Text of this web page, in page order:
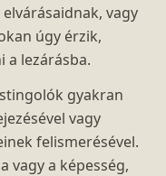
vagy
úgy érzik,
a lezárásba.
gyakran
vagy
felismerésével.
vagy a képesség,